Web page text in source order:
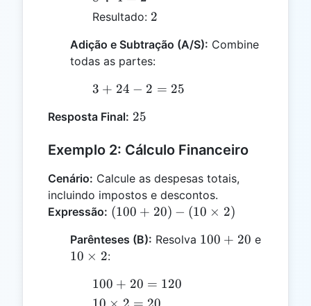
\div
2
Resultado: 2
2
Adição e Subtração (A/S): Combine
todas as partes:
3
24
2
25
3 + 24 − 2 = 25
Resposta Final: 25
25
Exemplo 2: Cálculo Financeiro
Cenário: Calcule as despesas totais,
incluindo impostos e descontos.
Expressão: (100
- (10
(100 + 20) − (10 × 2)
Parênteses (B): Resolva 100
100 + 20 e
10
10 × 2:
100
+
100 + 20 = 120
10